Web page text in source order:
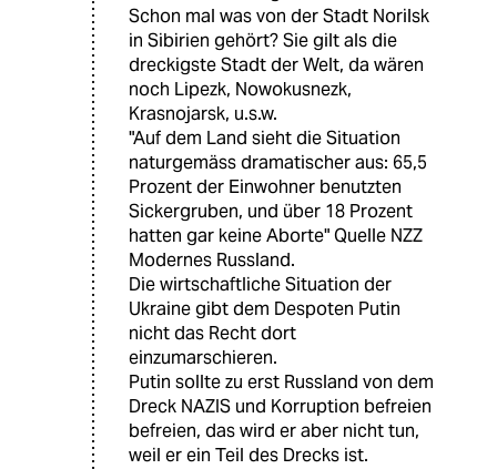
Schon mal was von der Stadt Norilsk
in Sibirien gehört? Sie gilt als die
dreckigste Stadt der Welt, da wären
noch Lipezk, Nowokusnezk,
Krasnojarsk, u.s.w.
"Auf dem Land sieht die Situation
naturgemäss dramatischer aus: 65,5
Prozent der Einwohner benutzten
Sickergruben, und über 18 Prozent
hatten gar keine Aborte" Quelle NZZ
Modernes Russland.
Die wirtschaftliche Situation der
Ukraine gibt dem Despoten Putin
nicht das Recht dort
einzumarschieren.
Putin sollte zu erst Russland von dem
Dreck NAZIS und Korruption befreien
befreien, das wird er aber nicht tun,
weil er ein Teil des Drecks ist.